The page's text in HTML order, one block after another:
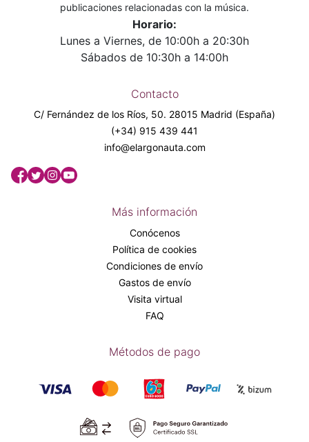
publicaciones relacionadas con la música.
Horario:
Lunes a Viernes, de 10:00h a 20:30h
Sábados de 10:30h a 14:00h
Contacto
C/ Fernández de los Ríos, 50. 28015 Madrid (España)
(+34) 915 439 441
info@elargonauta.com
Más información
Conócenos
Política de cookies
Condiciones de envío
Gastos de envío
Visita virtual
FAQ
Métodos de pago